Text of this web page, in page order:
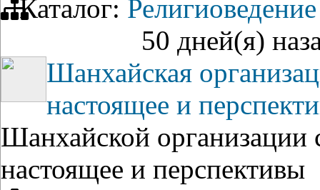
Каталог: Религиоведение
50 дней(я)
Шанхайская
настоящее и
Шанхайской организации
настоящее и перспективы